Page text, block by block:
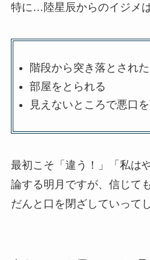
特に…陸星辰からのイジメ
階段から突き落とされ
部屋をとられる
見えないところで悪口
最初こそ「違う！」「私は
論する明月ですが、信じて
だんと口を閉ざしていって